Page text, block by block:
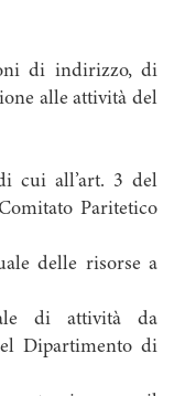
di indirizzo, di
alle attività del
cui all’art. 3 del
Paritetico
delle risorse a
di attività da
Dipartimento di